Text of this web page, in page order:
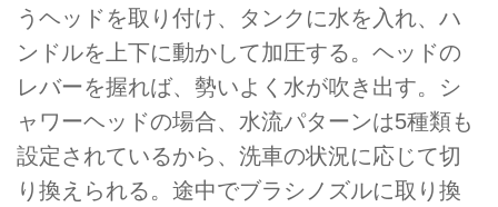
うヘッドを取り付け、タンクに水を入れ、ハ
ンドルを上下に動かして加圧する。ヘッドの
レバーを握れば、勢いよく水が吹き出す。シ
ャワーヘッドの場合、水流パターンは5種類も
設定されているから、洗車の状況に応じて切
り換えられる。途中でブラシノズルに取り換